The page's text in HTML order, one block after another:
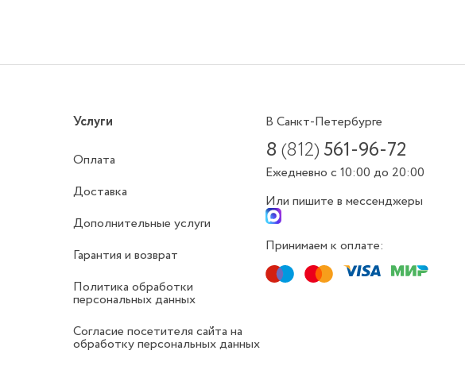
Услуги
Оплата
Доставка
Дополнительные услуги
Гарантия и возврат
Политика обработки
персональных данных
Согласие посетителя сайта на
обработку персональных данных
В Санкт-Петербурге
8(812) 561-96-72
Ежедневно с 10:00 до 20:00
Или пишите в мессенджеры
Принимаем к оплате: